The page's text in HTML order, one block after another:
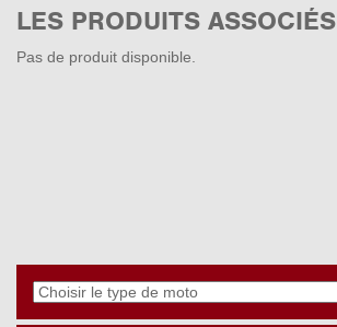
LES PRODUITS ASSOCIÉS
Pas de produit disponible.